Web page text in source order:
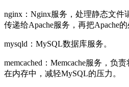
nginx：Nginx服务，处理静态文件
传递给Apache服务，再把Apache
mysqld：MySQL数据库服务。
memcached：Memcache服务，负
在内存中，减轻MySQL的压力。